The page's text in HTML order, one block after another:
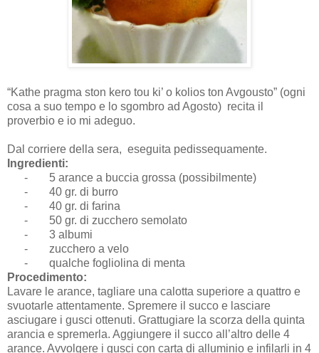
“Kathe pragma ston kero tou ki’ o kolios ton Avgousto” (ogni
cosa a suo tempo e lo sgombro ad Agosto) recita il
proverbio e io mi adeguo.
Dal corriere della sera, eseguita pedissequamente.
Ingredienti:
-
5 arance a buccia grossa (possibilmente)
-
40 gr. di burro
-
40 gr. di farina
-
50 gr. di zucchero semolato
-
3 albumi
-
zucchero a velo
-
qualche fogliolina di menta
Procedimento:
Lavare le arance, tagliare una calotta superiore a quattro e
svuotarle attentamente. Spremere il succo e lasciare
asciugare i gusci ottenuti. Grattugiare la scorza della quinta
arancia e spremerla. Aggiungere il succo all’altro delle 4
arance. Avvolgere i gusci con carta di alluminio e infilarli in 4